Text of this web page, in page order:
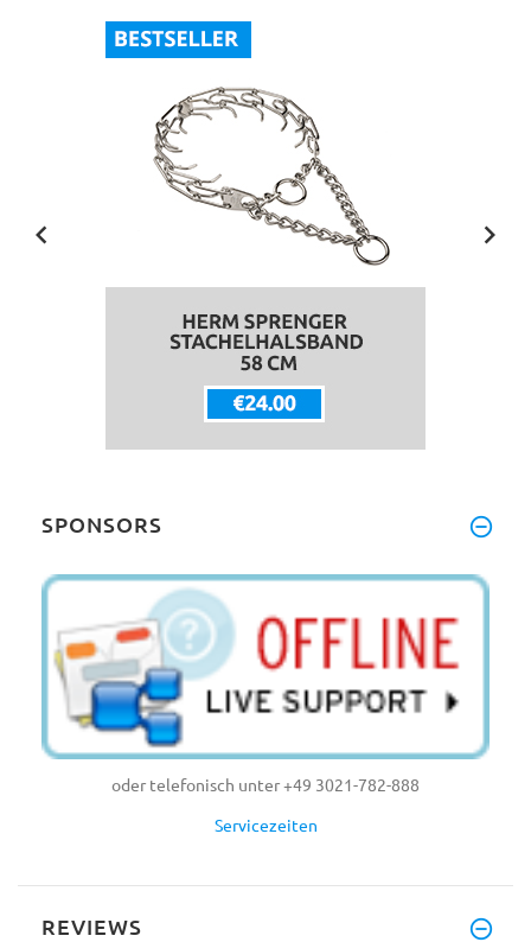
SPONSORS
oder telefonisch unter +49 3021-782-888
Servicezeiten
REVIEWS